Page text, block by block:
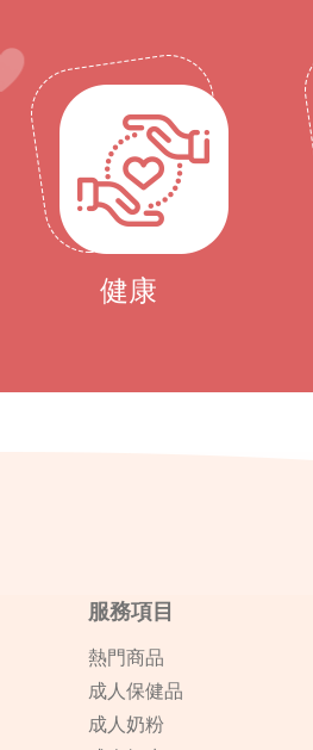
健康
服務項目
熱門商品
成人保健品
成人奶粉